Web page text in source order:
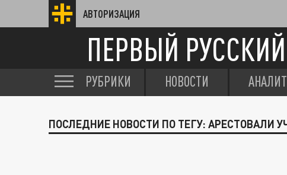
АВТОРИЗАЦИЯ
ПЕРВЫЙ РУССКИЙ
РУБРИКИ НОВОСТИ
ПОСЛЕДНИЕ НОВОСТИ ПО ТЕГУ: АРЕСТОВАЛИ